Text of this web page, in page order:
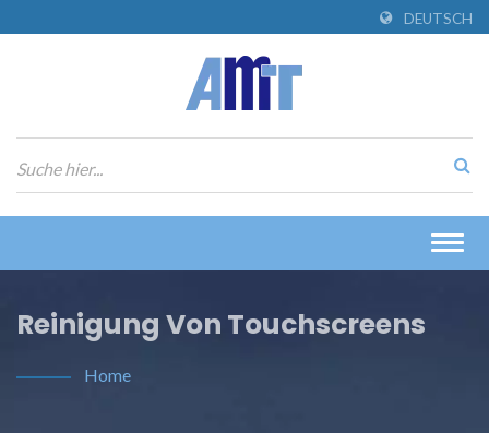
DEUTSCH
Reinigung Von Touchscreens
Home